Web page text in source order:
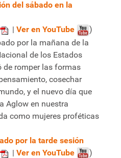
del sábado en la
| Ver en YouTube
)
por la mañana de la
de los Estados
de romper las formas
cosechar
y el nuevo día que
Aglow en nuestra
como mujeres proféticas
por la tarde sesión
| Ver en YouTube
)